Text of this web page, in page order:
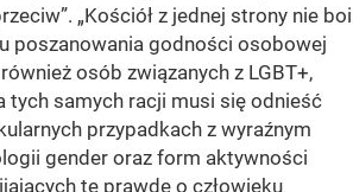
. „Kościół z jednej strony nie boi
poszanowania godności osobowej
osób związanych z LGBT+,
tych samych racji musi się odnieść
przypadkach z wyraźnym
gender oraz form aktywności
tę prawdę o człowieku